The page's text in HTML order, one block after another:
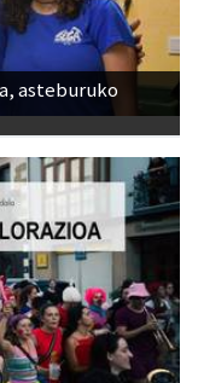
asteburuko